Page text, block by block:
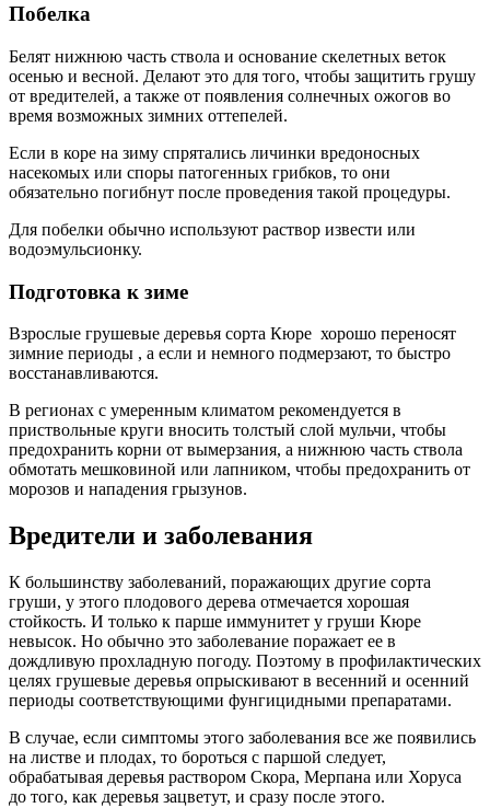
Побелка
Белят нижнюю часть ствола и основание скелетных веток
осенью и весной. Делают это для того, чтобы защитить грушу
от вредителей, а также от появления солнечных ожогов во
время возможных зимних оттепелей.
Если в коре на зиму спрятались личинки вредоносных
насекомых или споры патогенных грибков, то они
обязательно погибнут после проведения такой процедуры.
Для побелки обычно используют раствор извести или
водоэмульсионку.
Подготовка к зиме
Взрослые грушевые деревья сорта Кюре хорошо переносят
зимние периоды , а если и немного подмерзают, то быстро
восстанавливаются.
В регионах с умеренным климатом рекомендуется в
приствольные круги вносить толстый слой мульчи, чтобы
предохранить корни от вымерзания, а нижнюю часть ствола
обмотать мешковиной или лапником, чтобы предохранить от
морозов и нападения грызунов.
Вредители и заболевания
К большинству заболеваний, поражающих другие сорта
груши, у этого плодового дерева отмечается хорошая
стойкость. И только к парше иммунитет у груши Кюре
невысок. Но обычно это заболевание поражает ее в
дождливую прохладную погоду. Поэтому в профилактических
целях грушевые деревья опрыскивают в весенний и осенний
периоды соответствующими фунгицидными препаратами.
В случае, если симптомы этого заболевания все же появились
на листве и плодах, то бороться с паршой следует,
обрабатывая деревья раствором Скора, Мерпана или Хоруса
до того, как деревья зацветут, и сразу после этого.